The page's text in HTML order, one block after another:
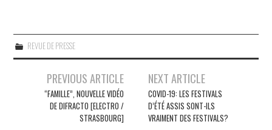
REVUE DE PRESSE
NavigationPREVIOUS ARTICLE
“FAMILLE”, NOUVELLE VIDÉO
DE DIFRACTO [ELECTRO /
STRASBOURG]
NEXT ARTICLE
COVID-19: LES FESTIVALS
D’ÉTÉ ASSIS SONT-ILS
VRAIMENT DES FESTIVALS?